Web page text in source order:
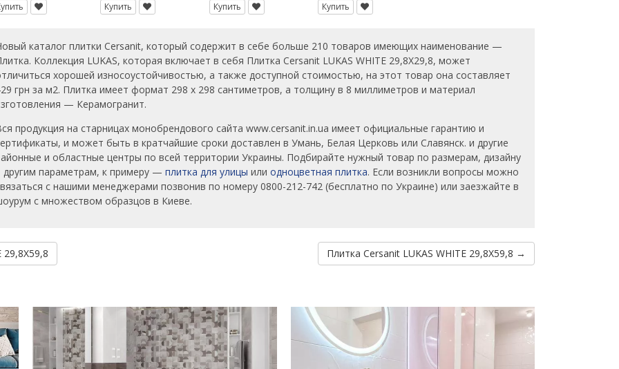
Купить Купить Купить
каталог плитки Cersanit, который содержит в себе больше 210 товаров имеющих наименование —
Коллекция LUKAS, которая включает в себя Плитка Cersanit LUKAS WHITE 29,8X29,8, может
хорошей износоустойчивостью, а также доступной стоимостью, на этот товар она составляет
грн за м2. Плитка имеет формат 298 х 298 сантиметров, а толщину в 8 миллиметров и материал
— Керамогранит.
продукция на старницах монобрендового сайта www.cersanit.in.ua имеет официальные гарантию и
и может быть в кратчайшие сроки доставлен в Умань, Белая Церковь или Славянск. и другие
и областные центры по всей территории Украины. Подбирайте нужный товар по размерам, дизайну
другим параметрам, к примеру — плитка для улицы или одноцветная плитка. Если возникли вопросы можно
с нашими менеджерами позвонив по номеру 0800-212-742 (бесплатно по Украине) или заезжайте в
с множеством образцов в Киеве.
29,8X59,8 Плитка Cersanit LUKAS WHITE 29,8X59,8 →